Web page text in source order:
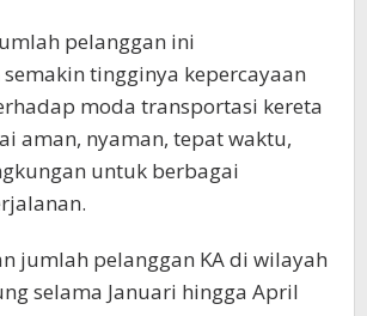
pelanggan ini
tingginya kepercayaan
moda transportasi kereta
aman, nyaman, tepat waktu,
untuk berbagai
jumlah pelanggan KA di wilayah
selama Januari hingga April